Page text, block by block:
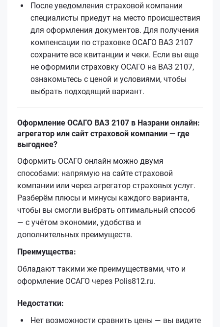
После уведомления страховой компании
специалисты приедут на место происшествия
для оформления документов. Для получения
компенсации по страховке ОСАГО ВАЗ 2107
сохраните все квитанции и чеки. Если вы еще
не оформили страховку ОСАГО на ВАЗ 2107,
ознакомьтесь с ценой и условиями, чтобы
выбрать подходящий вариант.
Оформление ОСАГО ВАЗ 2107 в Назрани онлайн:
агрегатор или сайт страховой компании — где
выгоднее?
Оформить ОСАГО онлайн можно двумя
способами: напрямую на сайте страховой
компании или через агрегатор страховых услуг.
Разберём плюсы и минусы каждого варианта,
чтобы вы смогли выбрать оптимальный способ
— с учётом экономии, удобства и
дополнительных преимуществ.
Преимущества:
Обладают такими же преимуществами, что и
оформление ОСАГО через Polis812.ru.
Недостатки:
Нет возможности сравнить цены — вы видите